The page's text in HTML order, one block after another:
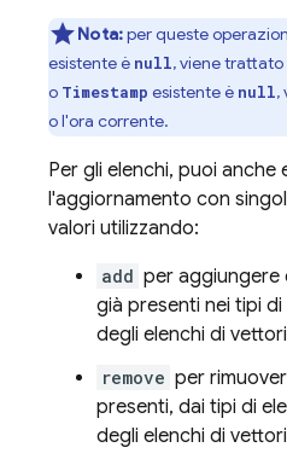
Nota:per queste
esistente è null, viene
o Timestamp esistente è null,
o l'ora corrente.
Per gli elenchi, puoi anche
l'aggiornamento con
valori utilizzando:
add per aggiungere
già presenti nei tipi
degli elenchi di vettori
remove per
presenti, dai tipi di
degli elenchi di vettori